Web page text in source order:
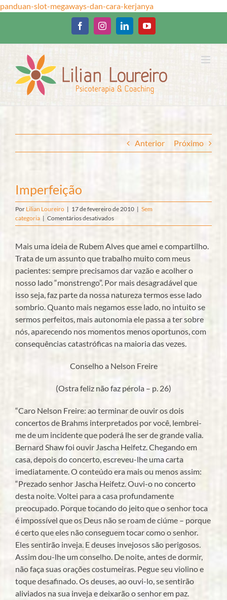
panduan-slot-megaways-dan-cara-kerjanyaIr
para
conteúdo
FacebookInstagramLinkedInYouTube
Anterior Próximo
Imperfeição
Por Lilian Loureiro | 17 de fevereiro de 2010 | Sem
categoria | Comentários desativadosem
Imperfeição
Mais uma ideia de Rubem Alves que amei e compartilho.
Trata de um assunto que trabalho muito com meus
pacientes: sempre precisamos dar vazão e acolher o
nosso lado “monstrengo”. Por mais desagradável que
isso seja, faz parte da nossa natureza termos esse lado
sombrio. Quanto mais negamos esse lado, no intuito se
sermos perfeitos, mais autonomia ele passa a ter sobre
nós, aparecendo nos momentos menos oportunos, com
consequências catastróficas na maioria das vezes.
Conselho a Nelson Freire
(Ostra feliz não faz pérola – p. 26)
“Caro Nelson Freire: ao terminar de ouvir os dois
concertos de Brahms interpretados por você, lembrei-
me de um incidente que poderá lhe ser de grande valia.
Bernard Shaw foi ouvir Jascha Heifetz. Chegando em
casa, depois do concerto, escreveu-lhe uma carta
imediatamente. O conteúdo era mais ou menos assim:
“Prezado senhor Jascha Heifetz. Ouvi-o no concerto
desta noite. Voltei para a casa profundamente
preocupado. Porque tocando do jeito que o senhor toca
é impossível que os Deus não se roam de ciúme – porque
é certo que eles não conseguem tocar como o senhor.
Eles sentirão inveja. E deuses invejosos são perigosos.
Assim dou-lhe um conselho. De noite, antes de dormir,
não faça suas orações costumeiras. Pegue seu violino e
toque desafinado. Os deuses, ao ouvi-lo, se sentirão
aliviados na sua inveja e deixarão o senhor em paz.